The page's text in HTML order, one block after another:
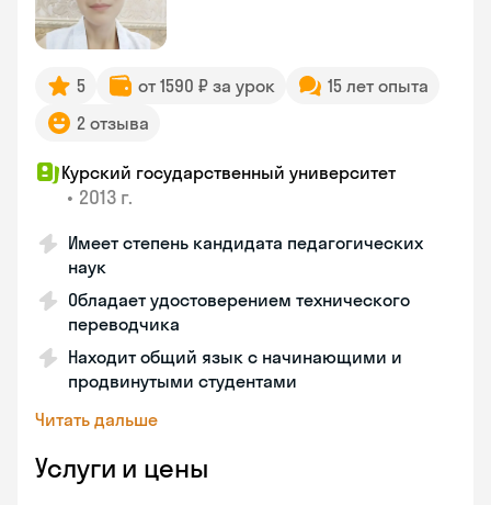
5 от 1590 ₽ за урок
15 лет опыта
2 отзыва
Курский государственный университет
• 2013 г.
Имеет степень кандидата педагогических
наук
Обладает удостоверением технического
переводчика
Находит общий язык с начинающими и
продвинутыми студентами
Читать дальше
Услуги и цены